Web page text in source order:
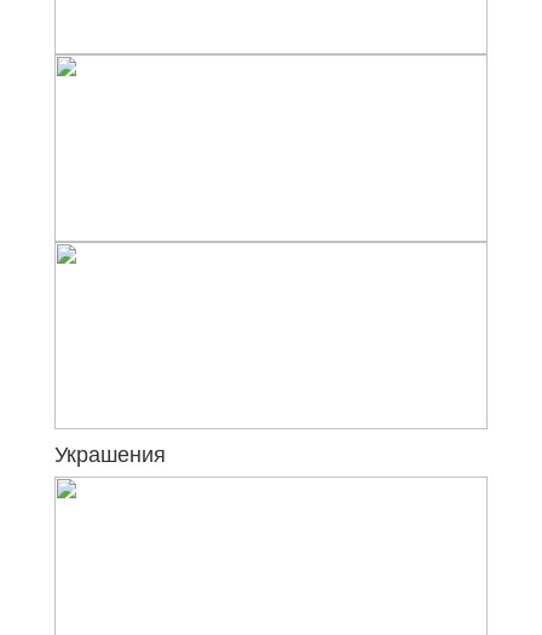
Украшения